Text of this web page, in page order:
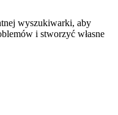
wyszukiwarki, aby
i stworzyć własne